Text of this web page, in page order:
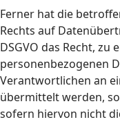
Ferner hat die
Rechts auf
DSGVO das Recht, zu
personenbezogenen
Verantwortlichen an
übermittelt werden,
sofern hiervon nicht